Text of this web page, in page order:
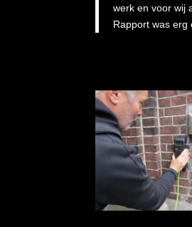
werk en voor wij
Rapport was erg